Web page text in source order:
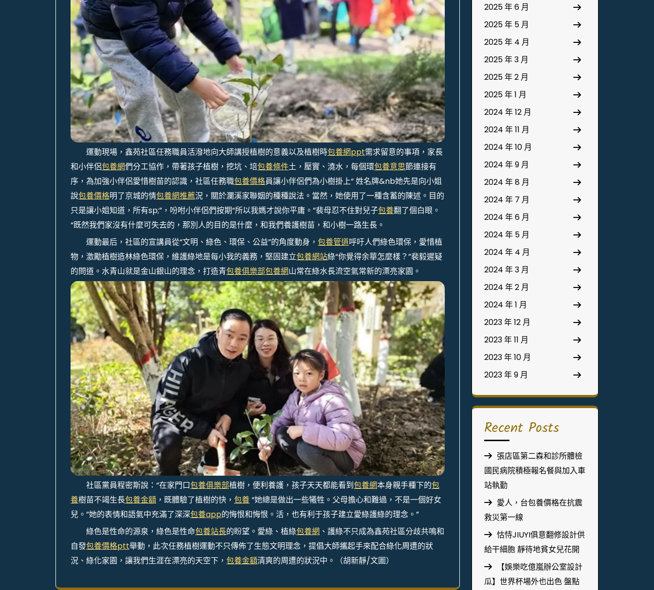
運動現場，鑫苑社區任務職員活潑地向大師講授植樹的意義以及植樹時包養網ppt需求留意的事項，家長
和小伴侶包養網們分工協作，帶著孩子植樹，挖坑、培包養條件土，壓實、澆水，每個環包養意思節連接有
序，為加強小伴侶愛惜樹苗的認識，社區任務職包養價格員讓小伴侶們為小樹掛上“ 姓名牌&nb她先是向小姐
說包養價格明了京城的情包養網推薦況，關於瀾溪家聯姻的種種說法。當然，她使用了一種含蓄的陳述。目的
只是讓小姐知道，所有sp;”，吩咐小伴侶們按期“所以我媽才說你平庸。”裴母忍不住對兒子包養翻了個白眼。
“既然我們家沒有什麼可失去的，那別人的目的是什麼，和我們養護樹苗，和小樹一路生長。
運動最后，社區的宣講員從“文明、綠色、環保、公益”的角度動身， 包養管道呼吁人們綠色環保，愛惜植
物，激勵植樹造林綠色環保，維護綠地是每小我的義務，堅固建立包養網站綠“你覺得余華怎麼樣？”裴毅遲疑
的問道。水青山就是金山銀山的理念，打造青包養俱樂部包養網山常在綠水長流空氣常新的漂亮家園。
社區黨員程密斯說：“在家門口包養俱樂部植樹，便利養護，孩子天天都能看到包養網本身親手種下的包
養樹苗不竭生長包養金額 ，既體驗了植樹的快， 包養“她總是做出一些犧牲。父母擔心和難過，不是一個好女
兒。”她的表情和語氣中充滿了深深包養app的悔恨和悔恨。活，也有利于孩子建立愛綠護綠的理念。”
綠色是性命的源泉，綠色是性命包養站長的盼望。愛綠、植綠包養網 、護綠不只成為鑫苑社區分歧共鳴和
自發包養價格ptt舉動，此次任務植樹運動不只傳佈了生態文明理念，提倡大師攜起手來配合綠化周遭的狀
況、綠化家園，讓我們生涯在漂亮的天空下， 包養金額清爽的周遭的狀況中。（胡新靜/文圖）
2025 年 6 月
2025 年 5 月
2025 年 4 月
2025 年 3 月
2025 年 2 月
2025 年 1 月
2024 年 12 月
2024 年 11 月
2024 年 10 月
2024 年 9 月
2024 年 8 月
2024 年 7 月
2024 年 6 月
2024 年 5 月
2024 年 4 月
2024 年 3 月
2024 年 2 月
2024 年 1 月
2023 年 12 月
2023 年 11 月
2023 年 10 月
2023 年 9 月
Recent Posts
張店區第二森和診所體檢
國民病院積極報名餐與加入車
站執勤
愛人，台包養價格在抗震
救災第一線
怙恃JIUYI俱意翻修設計供
給干細胞 靜待地貧女兒花開
【娛樂吃億嵐辦公室設計
瓜】世界杯場外也出色 盤點